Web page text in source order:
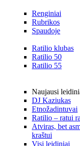
Renginiai
Rubrikos
Spaudoje
Ratilio klubas
Ratilio 50
Ratilio 55
Naujausi
DJ Kaziukas
Etnožadintuvai
Ratilio – ratui
Atviras, bet
kraštui
Visi leidiniai